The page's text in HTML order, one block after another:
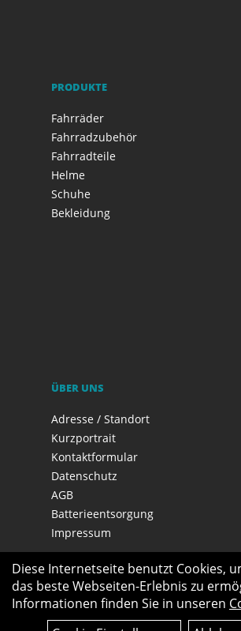
PRODUKTE
Fahrräder
Fahrradzubehör
Fahrradteile
Helme
Schuhe
Bekleidung
ÜBER UNS
Adresse / Standort
Kurzportrait
Kontaktformular
Datenschutz
AGB
Batterieentsorgung
Impressum
Diese Internetseite benutzt Cookies,
das beste Webseiten-Erlebnis zu
Informationen finden Sie in unseren